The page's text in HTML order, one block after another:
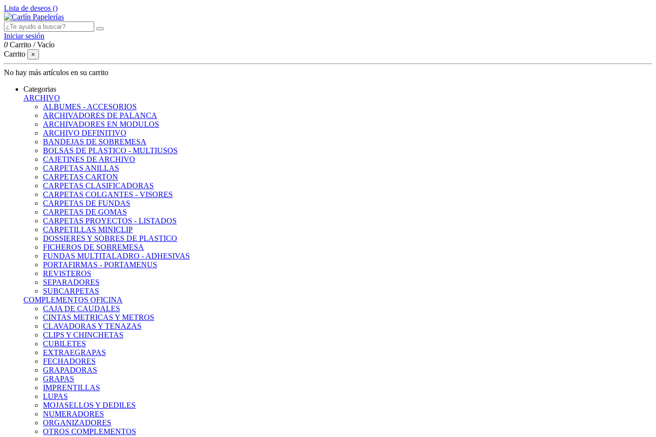
Lista de deseos ()
Iniciar sesión
0 Carrito /Vacío
Carrito
×
No hay más artículos en su carrito
Categorias
ARCHIVO
ALBUMES - ACCESORIOS
ARCHIVADORES DE PALANCA
ARCHIVADORES EN MODULOS
ARCHIVO DEFINITIVO
BANDEJAS DE SOBREMESA
BOLSAS DE PLASTICO - MULTIUSOS
CAJETINES DE ARCHIVO
CARPETAS ANILLAS
CARPETAS CARTON
CARPETAS CLASIFICADORAS
CARPETAS COLGANTES - VISORES
CARPETAS DE FUNDAS
CARPETAS DE GOMAS
CARPETAS PROYECTOS - LISTADOS
CARPETILLAS MINICLIP
DOSSIERES Y SOBRES DE PLASTICO
FICHEROS DE SOBREMESA
FUNDAS MULTITALADRO - ADHESIVAS
PORTAFIRMAS - PORTAMENUS
REVISTEROS
SEPARADORES
SUBCARPETAS
COMPLEMENTOS OFICINA
CAJA DE CAUDALES
CINTAS METRICAS Y METROS
CLAVADORAS Y TENAZAS
CLIPS Y CHINCHETAS
CUBILETES
EXTRAEGRAPAS
FECHADORES
GRAPADORAS
GRAPAS
IMPRENTILLAS
LUPAS
MOJASELLOS Y DEDILES
NUMERADORES
ORGANIZADORES
OTROS COMPLEMENTOS